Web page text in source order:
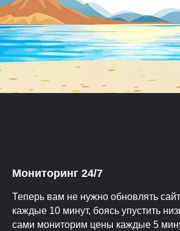
Мониторинг 24/7
Теперь вам не нужно обновлять сайт
каждые 10 минут, боясь упустить
сами мониторим цены каждые 5